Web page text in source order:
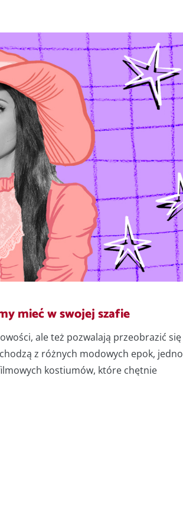
mieć w swojej szafie
ale też pozwalają przeobrazić się
z różnych modowych epok, jedno
kostiumów, które chętnie